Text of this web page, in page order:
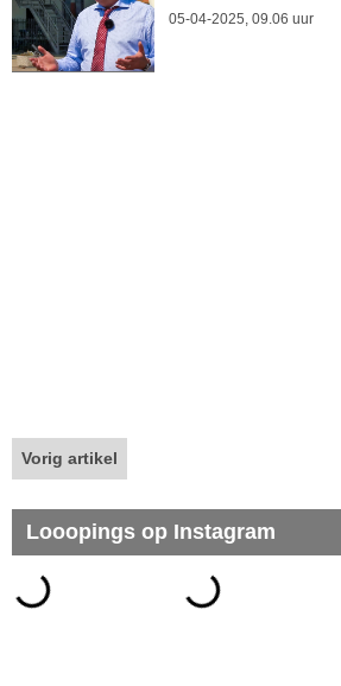
05-04-2025, 09.06 uur
Vorig artikel
Looopings op Instagram